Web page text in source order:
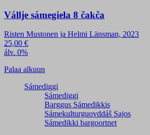
Vállje sámegiela 8 čakča
Risten Mustonen ja Helmi Länsman, 2023
25,00 €
álv. 0%
Palaa alkuun
Sámediggi
Sámediggi
Barggus Sámedikkis
Sámekulturguovddáš Sajos
Sámedikki bargoortnet